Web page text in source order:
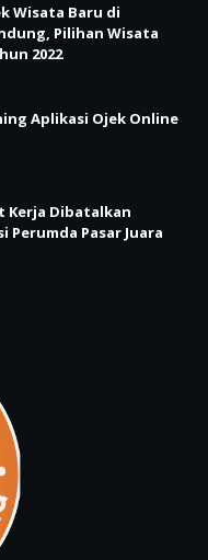
Wisata Baru di
Pilihan Wisata
2022
Aplikasi Ojek Online
Kerja Dibatalkan
Perumda Pasar Juara